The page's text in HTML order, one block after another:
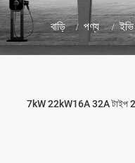
বাড়ি পণ্য ইভি
7kW 22kW16A 32A টাইপ 2